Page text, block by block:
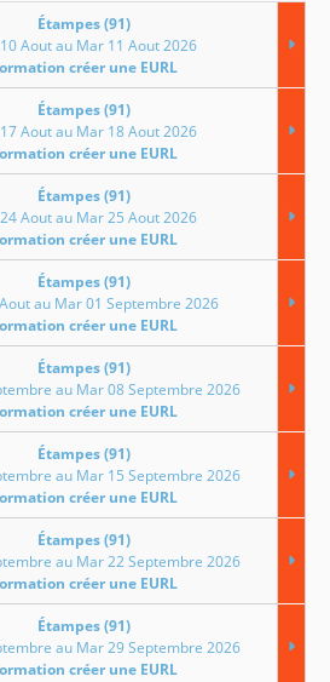
Étampes (91)
Aout au Mar 11 Aout 2026
créer une EURL
Étampes (91)
Aout au Mar 18 Aout 2026
créer une EURL
Étampes (91)
Aout au Mar 25 Aout 2026
créer une EURL
Étampes (91)
au Mar 01 Septembre 2026
créer une EURL
Étampes (91)
au Mar 08 Septembre 2026
créer une EURL
Étampes (91)
au Mar 15 Septembre 2026
créer une EURL
Étampes (91)
au Mar 22 Septembre 2026
créer une EURL
Étampes (91)
au Mar 29 Septembre 2026
créer une EURL